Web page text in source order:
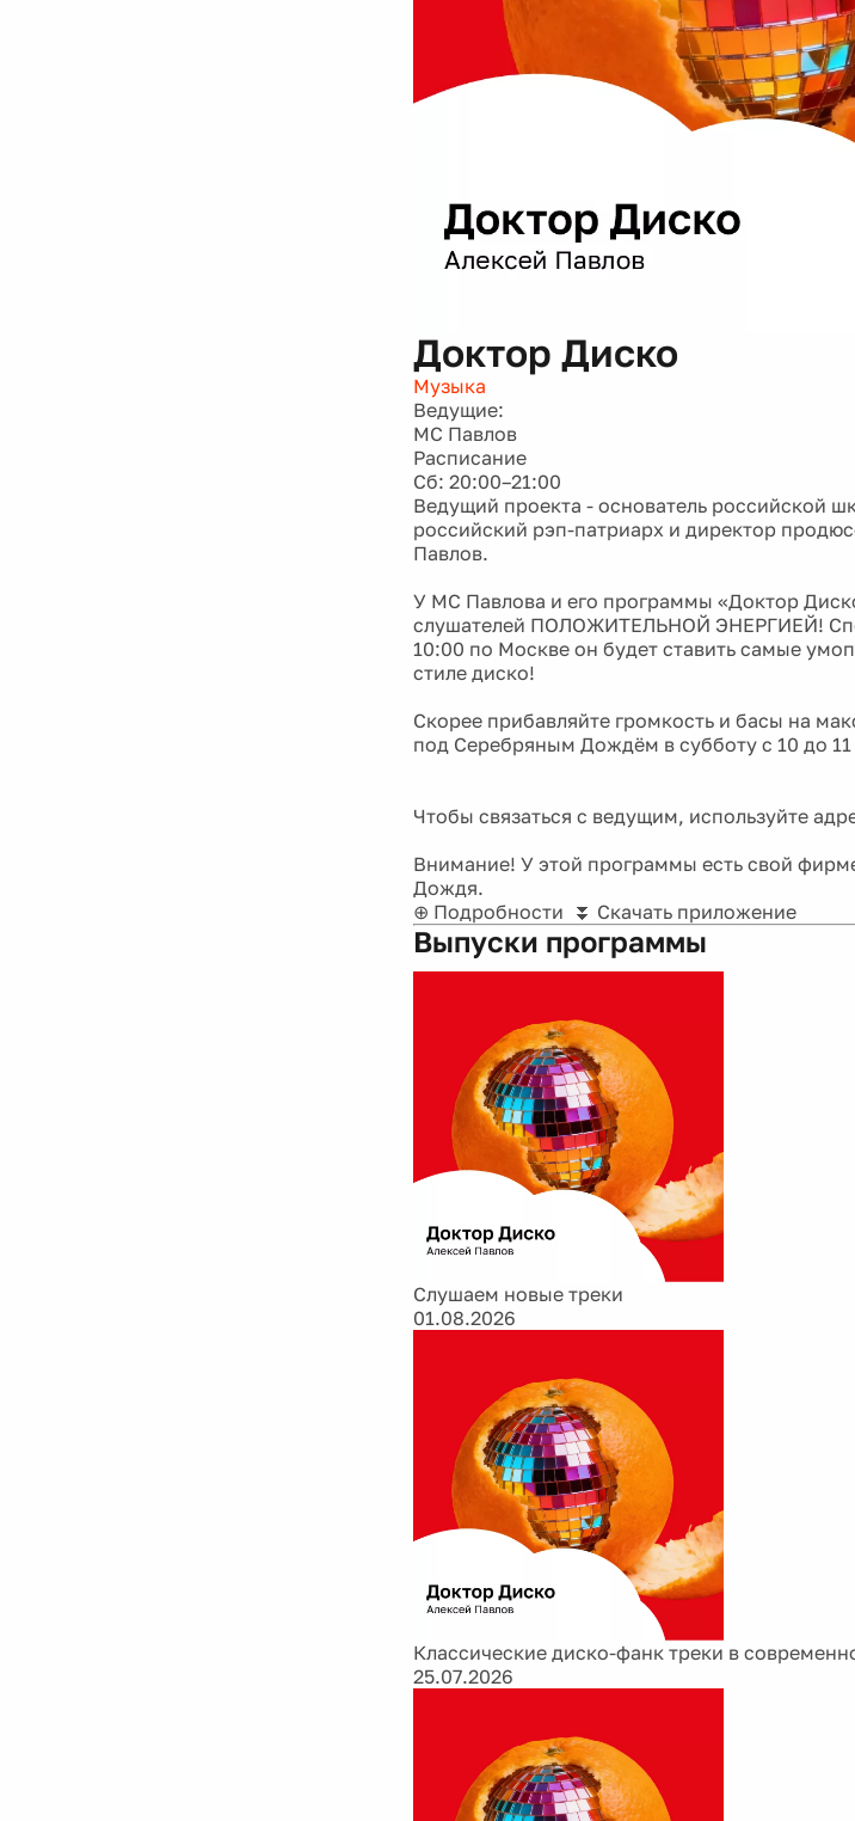
Доктор Диско
Музыка
Ведущие:
МС Павлов
Расписание
Сб: 20:00–21:00
Ведущий проекта - основатель российской
российский рэп-патриарх и директор
Павлов.
У МС Павлова и его программы «Доктор
слушателей ПОЛОЖИТЕЛЬНОЙ ЭНЕРГИЕЙ!
10:00 по Москве он будет ставить самые
стиле диско!
Скорее прибавляйте громкость и басы на
под Серебряным Дождём в субботу с 10 до
Чтобы связаться с ведущим, используйте
Внимание! У этой программы есть свой
Дождя.
⊕ Подробности ⏬ Скачать приложение
Выпуски программы
Слушаем новые треки
01.08.2026
Классические диско-фанк треки в
25.07.2026